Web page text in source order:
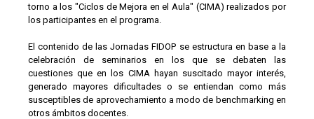
torno a los "Ciclos de Mejora en el Aula" (CIMA) realizados por
los participantes en el programa.
El contenido de las Jornadas FIDOP se estructura en base a la
celebración de seminarios en los que se debaten las
cuestiones que en los CIMA hayan suscitado mayor interés,
generado mayores dificultades o se entiendan como más
susceptibles de aprovechamiento a modo de benchmarking en
otros ámbitos docentes.